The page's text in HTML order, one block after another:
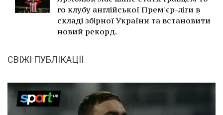
го клубу англійської Прем'єр-ліги в
складі збірної України та встановити
новий рекорд.
СВІЖІ ПУБЛІКАЦІЇ